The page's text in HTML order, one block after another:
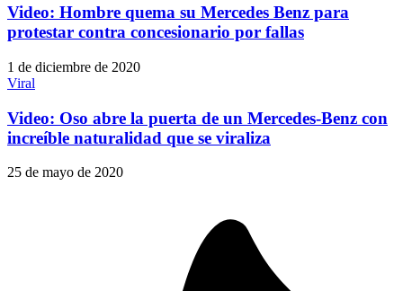
Video: Hombre quema su Mercedes Benz para
protestar contra concesionario por fallas
1 de diciembre de 2020
Viral
Video: Oso abre la puerta de un Mercedes-Benz con
increíble naturalidad que se viraliza
25 de mayo de 2020